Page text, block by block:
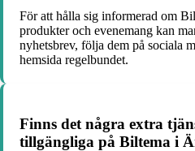
För att hålla sig informerad om
produkter och evenemang kan
nyhetsbrev, följa dem på sociala
hemsida regelbundet.
Finns det några extra
tillgängliga på Biltema i